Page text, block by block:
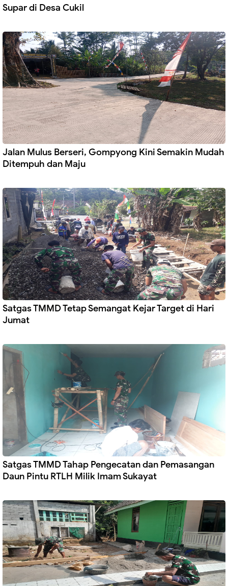
Supar di Desa Cukil
Jalan Mulus Berseri, Gompyong Kini Semakin Mudah
Ditempuh dan Maju
Satgas TMMD Tetap Semangat Kejar Target di Hari
Jumat
Satgas TMMD Tahap Pengecatan dan Pemasangan
Daun Pintu RTLH Milik Imam Sukayat